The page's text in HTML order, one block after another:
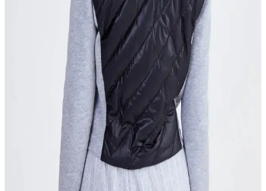
Baharlık Erkek Mont Seçimi ve Kombinasyonları
Hakkında Kapsamlı Rehber
Baharlık erkek montlar, hafif ve nefes alabilir yapılarıyla hem şıklık
hem de konfor sunar. Doğru seçim ve kombinasyonlarla tarzınızı
tamamlayabilirsiniz.
Su Yeşili Kadın Mont Modelleri ve Kombinasyon
İpuçlarıyla Stilinizi Yükseltin
Su yeşili montlar, kadınlar için hem şıklık hem de ferahlık sunar.
Modada yeni trendler, modeller ve kombinasyon önerileriyle
tarzınızı tamamlayın.
2025'te Lufian Parlak Mont ile Kış Şıklığınızda
Devrim Yapın